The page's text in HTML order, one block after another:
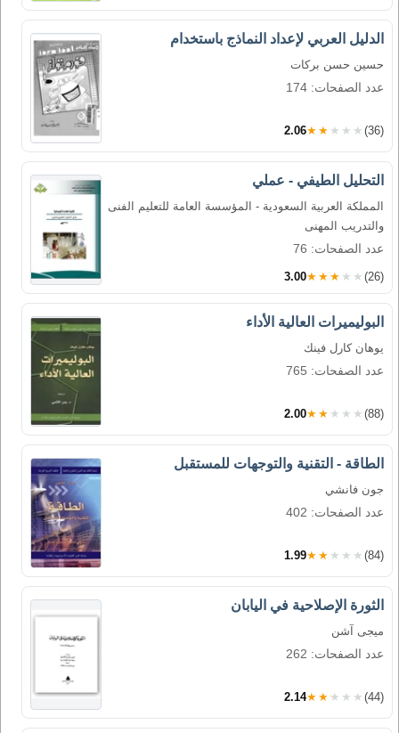
الدليل العربي لإعداد النماذج باستخدام
حسين حسن بركات
عدد الصفحات: 174
2.06★★★★★ (36)
التحليل الطيفي - عملي
المملكة العربية السعودية - المؤسسة العامة للتعليم الفنى
والتدريب المهنى
عدد الصفحات: 76
3.00★★★★★ (26)
البوليميرات العالية الأداء
يوهان كارل فينك
عدد الصفحات: 765
2.00★★★★★ (88)
الطاقة - التقنية والتوجهات للمستقبل
جون فانشي
عدد الصفحات: 402
1.99★★★★★ (84)
الثورة الإصلاحية في اليابان
ميجى آشن
عدد الصفحات: 262
2.14★★★★★ (44)